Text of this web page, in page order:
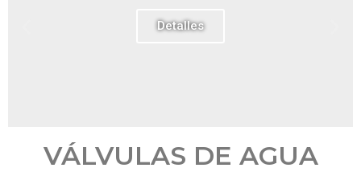
Detalles
VÁLVULAS DE AGUA